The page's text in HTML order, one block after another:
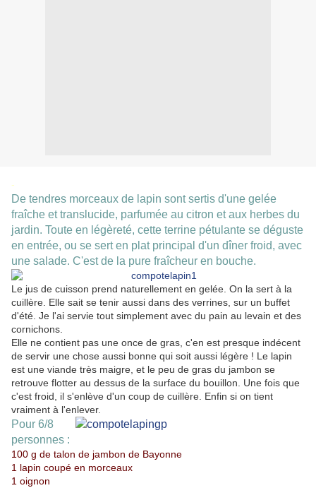
-
De tendres morceaux de lapin sont sertis d'une gelée
fraîche et translucide, parfumée au citron et aux herbes du
jardin. Toute en légèreté, cette terrine pétulante se déguste
en entrée, ou se sert en plat principal d'un dîner froid, avec
une salade. C'est de la pure fraîcheur en bouche.
Le jus de cuisson prend naturellement en gelée. On la sert à la
cuillère. Elle sait se tenir aussi dans des verrines, sur un buffet
d'été. Je l'ai servie tout simplement avec du pain au levain et des
cornichons.
Elle ne contient pas une once de gras, c'en est presque indécent
de servir une chose aussi bonne qui soit aussi légère ! Le lapin
est une viande très maigre, et le peu de gras du jambon se
retrouve flotter au dessus de la surface du bouillon. Une fois que
c'est froid, il s'enlève d'un coup de cuillère. Enfin si on tient
vraiment à l'enlever.
Pour 6/8
personnes :
100 g de talon de jambon de Bayonne
1 lapin coupé en morceaux
1 oignon